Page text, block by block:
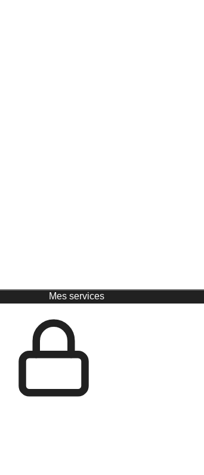
Mes services